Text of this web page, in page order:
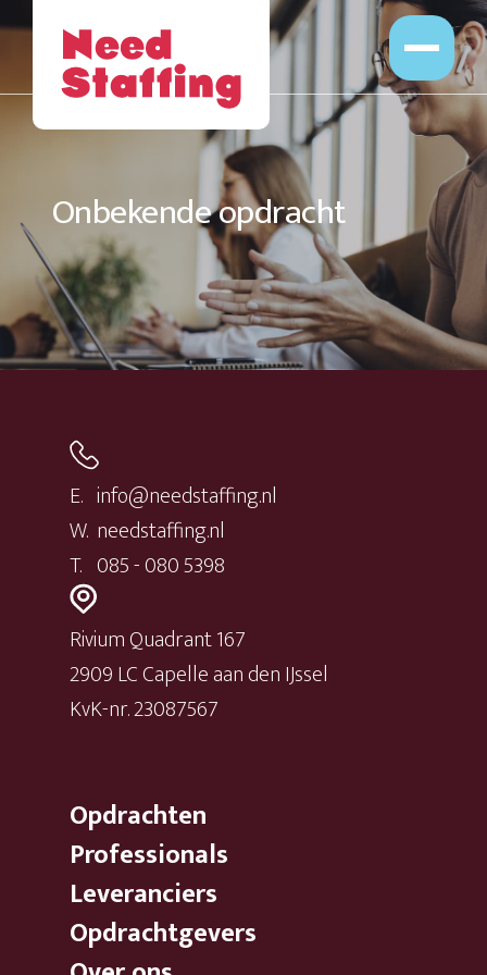
Opdrachten
Professionals
Leveranciers
Opdrachtgevers
Over Ons
Werken bij
Onbekende opdracht
E. info@needstaffing.nl
W. needstaffing.nl
T. 085 - 080 5398
Rivium Quadrant 167
2909 LC Capelle aan den IJssel
KvK-nr. 23087567
Opdrachten
Professionals
Leveranciers
Opdrachtgevers